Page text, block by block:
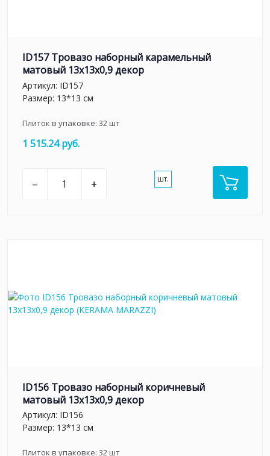
ID157 Тровазо наборный карамельный
матовый 13x13x0,9 декор
Артикул: ID157
Размер: 13*13 см
Плиток в упаковке: 32шт
1 515.24 руб.
– + шт.
ID156 Тровазо наборный коричневый
матовый 13x13x0,9 декор
Артикул: ID156
Размер: 13*13 см
Плиток в упаковке: 32шт